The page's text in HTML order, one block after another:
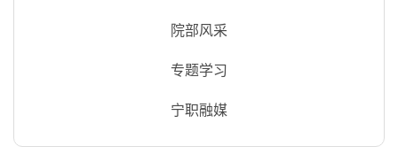
院部风采
专题学习
宁职融媒